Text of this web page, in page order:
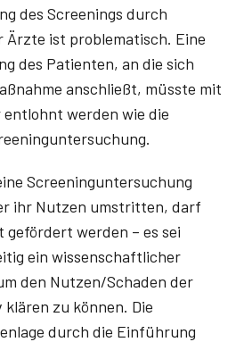
des Screenings durch
ist problematisch. Eine
des Patienten, an die sich
anschließt, müsste mit
werden wie die
Screeninguntersuchung
ihr Nutzen umstritten, darf
gefördert werden – es sei
ein wissenschaftlicher
den Nutzen/Schaden der
zu können. Die
durch die Einführung